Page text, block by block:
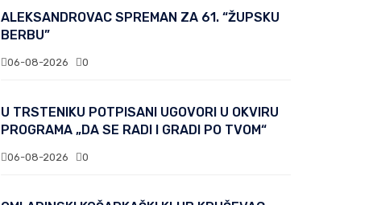
ALEKSANDROVAC SPREMAN ZA 61. “ŽUPSKU
BERBU”
06-08-2026 0
U TRSTENIKU POTPISANI UGOVORI U OKVIRU
PROGRAMA „DA SE RADI I GRADI PO TVOM“
06-08-2026 0